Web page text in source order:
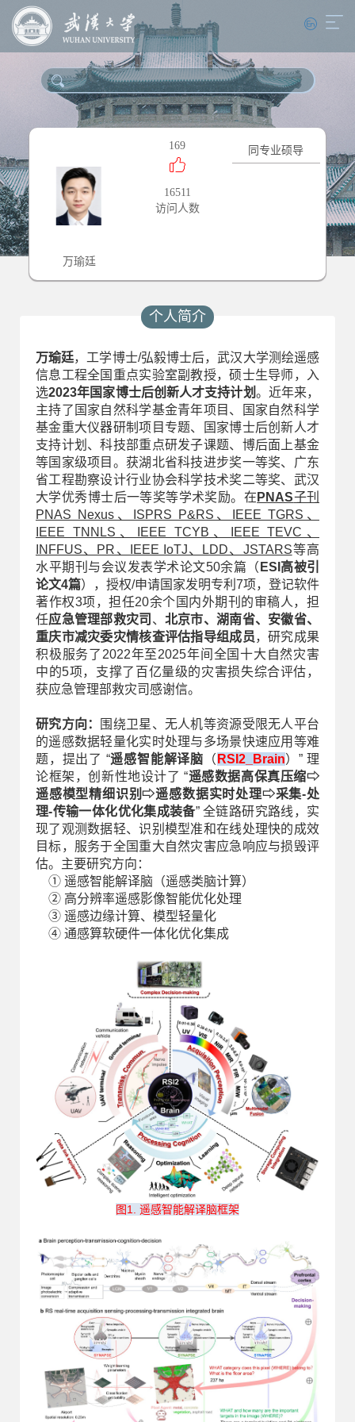
万瑜廷
169
16511
访问人数
同专业硕导
个人简介
万瑜廷，工学博士/弘毅博士后，武汉大学测绘遥感
信息工程全国重点实验室副教授，硕士生导师，入
选2023年国家博士后创新人才支持计划。近年来，
主持了国家自然科学基金青年项目、国家自然科学
基金重大仪器研制项目专题、国家博士后创新人才
支持计划、科技部重点研发子课题、博后面上基金
等国家级项目。获湖北省科技进步奖一等奖、广东
省工程勘察设计行业协会科学技术奖二等奖、武汉
大学优秀博士后一等奖等学术奖励。在 PNAS子刊
PNAS Nexus、ISPRS P&RS、IEEE TGRS、
IEEE TNNLS、IEEE TCYB、IEEE TEVC、
INFFUS、PR、IEEE IoTJ、LDD、JSTARS等高
水平期刊与会议发表学术论文50余篇（ ESI高被引
论文4篇），授权/申请国家发明专利7项，登记软件
著作权3项，担任20余个国内外期刊的审稿人，担
任应急管理部救灾司 、 北京市、湖南省、安徽省、
重庆市减灾委灾情核查评估指导组成员，研究成果
积极服务了2022年至2025年间全国十大自然灾害
中的5项，支撑了百亿量级的灾害损失综合评估，
获应急管理部救灾司感谢信。
研究方向：
围绕卫星、无人机等资源受限无人平台
的遥感数据轻量化实时处理与多场景快速应用等难
题，提出了 “遥感智能解译脑 （ RSI2_Brain）” 理
论框架，创新性地设计了 “遥感数据高保真压缩⇨
遥感模型精细识别⇨遥感数据实时处理⇨采集-处
理-传输一体化优化集成装备” 全链路研究路线，实
现了观测数据轻、识别模型准和在线处理快的成效
目标，服务于全国重大自然灾害应急响应与损毁评
估。主要研究方向：
① 遥感智能解译脑（遥感类脑计算）
② 高分辨率遥感影像智能优化处理
③ 遥感边缘计算、模型轻量化
④ 通感算软硬件一体化优化集成
图1. 遥感智能解译脑框架